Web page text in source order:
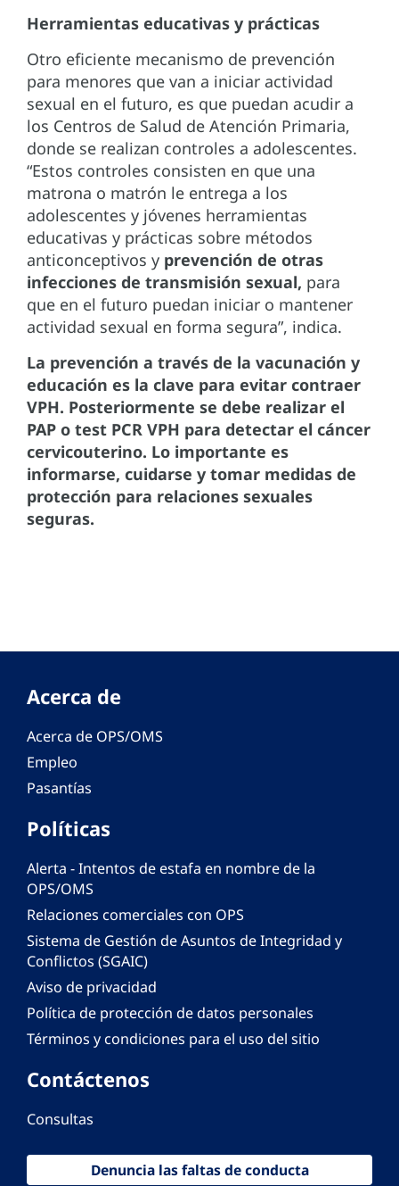
Herramientas educativas y prácticas
Otro eficiente mecanismo de prevención
para menores que van a iniciar actividad
sexual en el futuro, es que puedan acudir a
los Centros de Salud de Atención Primaria,
donde se realizan controles a adolescentes.
“Estos controles consisten en que una
matrona o matrón le entrega a los
adolescentes y jóvenes herramientas
educativas y prácticas sobre métodos
anticonceptivos y prevención de otras
infecciones de transmisión sexual, para
que en el futuro puedan iniciar o mantener
actividad sexual en forma segura”, indica.
La prevención a través de la vacunación y
educación es la clave para evitar contraer
VPH. Posteriormente se debe realizar el
PAP o test PCR VPH para detectar el cáncer
cervicouterino. Lo importante es
informarse, cuidarse y tomar medidas de
protección para relaciones sexuales
seguras.
Acerca de
Acerca de OPS/OMS
Empleo
Pasantías
Políticas
Alerta - Intentos de estafa en nombre de la
OPS/OMS
Relaciones comerciales con OPS
Sistema de Gestión de Asuntos de Integridad y
Conflictos (SGAIC)
Aviso de privacidad
Política de protección de datos personales
Términos y condiciones para el uso del sitio
Contáctenos
Consultas
Denuncia las faltas de conducta